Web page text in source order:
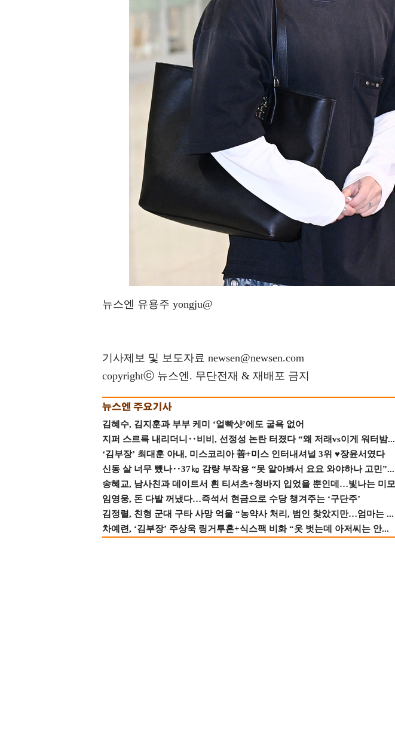
뉴스엔 유용주 yongju@
기사제보 및 보도자료 newsen@newsen.com
copyrightⓒ 뉴스엔. 무단전재 & 재배포 금지
김혜수, 김지훈과 부부 케미 ‘얼빡샷’에도 굴욕 없어
지퍼 스르륵 내리더니‥비비, 선정성 논란 터졌다 “왜 저래vs이게 워터밤...
‘김부장’ 최대훈 아내, 미스코리아 善+미스 인터내셔널 3위 ♥장윤서였다
신동 살 너무 뺐나‥37㎏ 감량 부작용 “못 알아봐서 요요 와야하나 고민”...
송혜교, 남사친과 데이트서 흰 티셔츠+청바지 입었을 뿐인데…빛나는 미모
임영웅, 돈 다발 꺼냈다…즉석서 현금으로 수당 챙겨주는 ‘구단주’
김정렬, 친형 군대 구타 사망 억울 “농약사 처리, 범인 찾았지만…엄마는 ...
차예련, ‘김부장’ 주상욱 링거투혼+식스팩 비화 “옷 벗는데 아저씨는 안...